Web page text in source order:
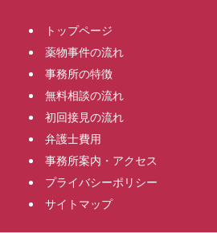
トップページ
薬物事件の流れ
事務所の特徴
無料相談の流れ
初回接見の流れ
弁護士費用
事務所案内・アクセス
プライバシーポリシー
サイトマップ